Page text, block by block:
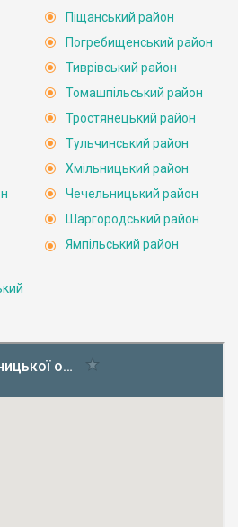
Піщанський район
Погребищенський район
Тиврівський район
Томашпільський район
Тростянецький район
Тульчинський район
Хмільницький район
Чечельницький район
Шаргородський район
Ямпільський район